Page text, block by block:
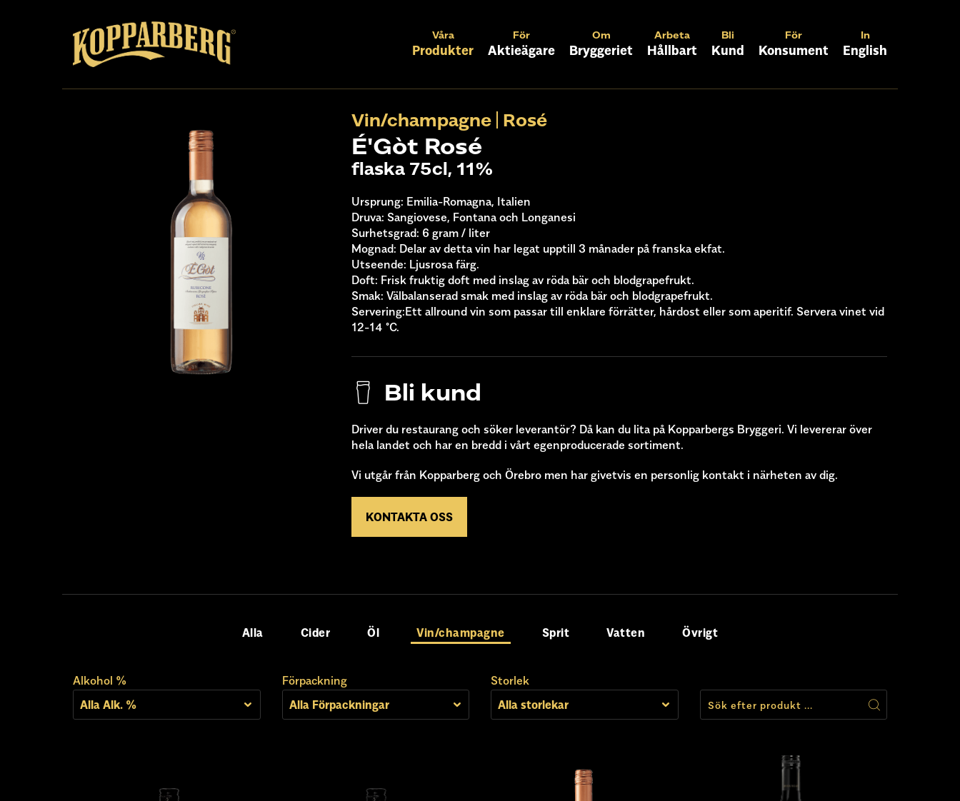
Våra
Produkter
För
Aktieägare
Om
Bryggeriet
Arbeta
Hållbart
Bli
Kund
För
Konsument
In
English
Vin/champagne Rosé
É'Gòt Rosé
flaska 75cl, 11%
Ursprung: Emilia-Romagna, Italien
Druva: Sangiovese, Fontana och Longanesi
Surhetsgrad: 6 gram / liter
Mognad: Delar av detta vin har legat upptill 3 månader på franska ekfat.
Utseende: Ljusrosa färg.
Doft: Frisk fruktig doft med inslag av röda bär och blodgrapefrukt.
Smak: Välbalanserad smak med inslag av röda bär och blodgrapefrukt.
Servering:Ett allround vin som passar till enklare förrätter, hårdost eller som aperitif. Servera vinet vid
12-14 °C.
Bli kund
Driver du restaurang och söker leverantör? Då kan du lita på Kopparbergs Bryggeri. Vi levererar över
hela landet och har en bredd i vårt egenproducerade sortiment.
Vi utgår från Kopparberg och Örebro men har givetvis en personlig kontakt i närheten av dig.
KONTAKTA OSS
Alla Cider Öl Vin/champagne Sprit Vatten Övrigt
Alkohol %
Alla Alk. %
Förpackning
Alla Förpackningar
Storlek
Alla storlekar